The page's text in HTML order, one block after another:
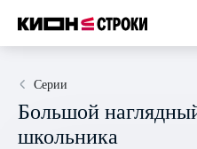
Серии
Большой
школьника